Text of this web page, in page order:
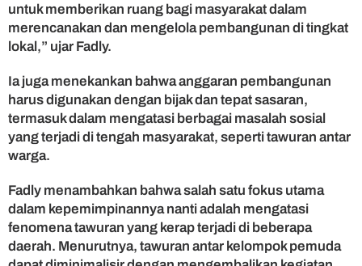
a
P
b
a
u
n
N
a
g
untuk memberikan ruang bagi masyarakat dalam
merencanakan dan mengelola pembangunan di tingkat
lokal,” ujar Fadly.
Ia juga menekankan bahwa anggaran pembangunan
harus digunakan dengan bijak dan tepat sasaran,
termasuk dalam mengatasi berbagai masalah sosial
yang terjadi di tengah masyarakat, seperti tawuran antar
warga.
Fadly menambahkan bahwa salah satu fokus utama
dalam kepemimpinannya nanti adalah mengatasi
fenomena tawuran yang kerap terjadi di beberapa
daerah. Menurutnya, tawuran antar kelompok pemuda